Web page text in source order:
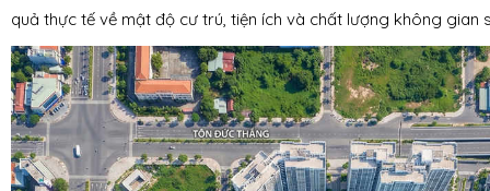
quả thực tế về mật độ cư trú, tiện ích và chất lượng không gian